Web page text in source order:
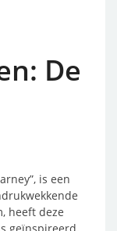
De
is een
heeft deze